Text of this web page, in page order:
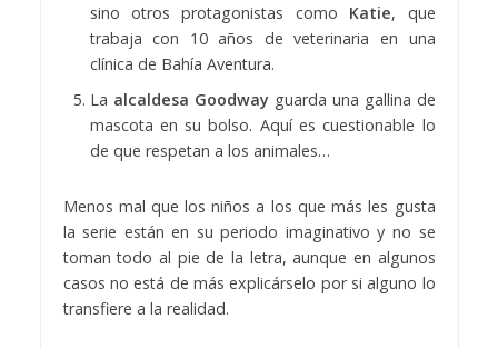
sino otros protagonistas como Katie, que
trabaja con 10 años de veterinaria en una
clínica de Bahía Aventura.
La alcaldesa Goodwayguarda una gallina de
mascota en su bolso. Aquí es cuestionable lo
de que respetan a los animales…
Menos mal que los niños a los que más les gusta
la serie están en su periodo imaginativo y no se
toman todo al pie de la letra, aunque en algunos
casos no está de más explicárselo por si alguno lo
transfiere a la realidad.